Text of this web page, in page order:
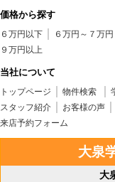
価格から探す
６万円以下 ６万円～７万円
９万円以上
当社について
トップページ 物件検索
スタッフ紹介
お客様の声
来店予約フォーム
大泉
大